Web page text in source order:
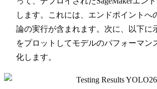
します。これには、エンドポイントへ
論の実行が含まれます。次に、以下に
をプロットしてモデルのパフォーマン
化します。